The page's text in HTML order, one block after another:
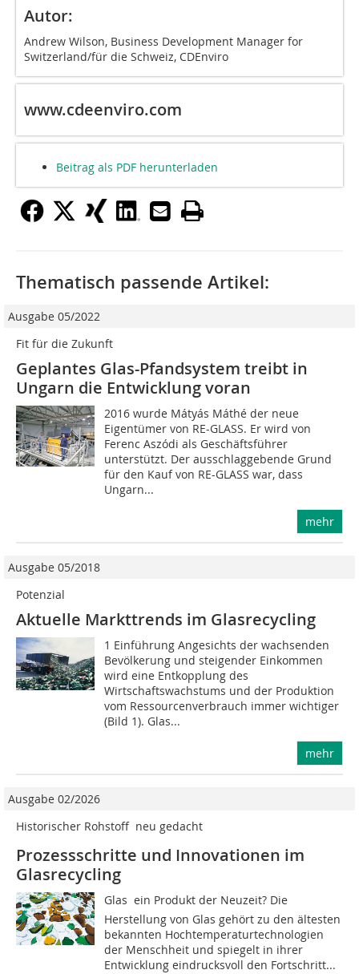
Autor:
Andrew Wilson, Business Development Manager for
Switzerland/für die Schweiz, CDEnviro
www.cdeenviro.com
Beitrag als PDF herunterladen
Thematisch passende Artikel:
Ausgabe 05/2022
Fit für die Zukunft
Geplantes Glas-Pfandsystem treibt in
Ungarn die Entwicklung voran
2016 wurde Mátyás Máthé der neue
Eigentümer von RE-GLASS. Er wird von
Ferenc Aszódi als Geschäftsführer
unterstützt. Der ausschlaggebende Grund
für den Kauf von RE-GLASS war, dass
Ungarn...
mehr
Ausgabe 05/2018
Potenzial
Aktuelle Markttrends im Glasrecycling
1 Einführung Angesichts der wachsenden
Bevölkerung und steigender Einkommen
wird eine Entkopplung des
Wirtschaftswachstums und der Produktion
vom Ressourcenverbrauch immer wichtiger
(Bild 1). Glas...
mehr
Ausgabe 02/2026
Historischer Rohstoff  neu gedacht
Prozessschritte und Innovationen im
Glasrecycling
Glas  ein Produkt der Neuzeit? Die
Herstellung von Glas gehört zu den ältesten
bekannten Hochtemperaturtechnologien
der Menschheit und spiegelt in ihrer
Entwicklung eindrucksvoll den Fortschritt...